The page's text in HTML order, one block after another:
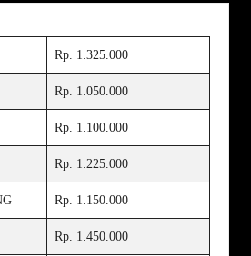
Rp. 1.325.000
Rp. 1.050.000
Rp. 1.100.000
Rp. 1.225.000
Rp. 1.150.000
Rp. 1.450.000